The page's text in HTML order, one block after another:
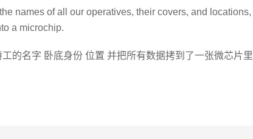
names of all our operatives, their covers, and locations,
a microchip.
的名字 卧底身份 位置 并把所有数据拷到了一张微芯片里